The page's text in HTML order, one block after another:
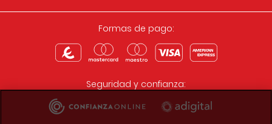
Formas de pago:
Seguridad y confianza: